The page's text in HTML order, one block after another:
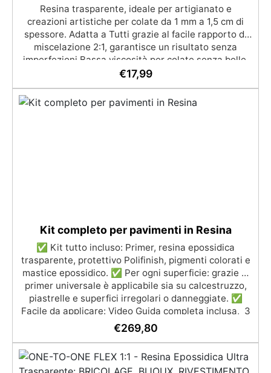
Resina trasparente, ideale per artigianato e
creazioni artistiche per colate da 1 mm a 1,5 cm di
spessore. Adatta a Tutti grazie al facile rapporto di
miscelazione 2:1, garantisce un risultato senza
imperfezioni Bassa viscosità per colate senza bolle,
compatibile con legno, silicone, vetro, metallo e altri
per il contatto con la pelle, Bpa Free e senza Solventi
(Voc Free) Superficie lucida, autolivellante e con filtri
€17,99
Kit completo per pavimenti in Resina
✅ Kit tutto incluso: Primer, resina epossidica
trasparente, protettivo Polifinish, pigmenti colorati e
mastice epossidico. ✅ Per ogni superficie: grazie al
primer universale è applicabile sia su calcestruzzo,
piastrelle e superfici irregolari o danneggiate. ✅
Facile da applicare: Video Guida completa inclusa, 3
semplici passaggi, dalla preparazione della superficie
alla finitura protettiva antigraffio. ✅ Risultati
professionali: Sistema autolivellante, resistente ai
raggi UV, duraturo e con finitura lucida o satinata. ✅
€269,80